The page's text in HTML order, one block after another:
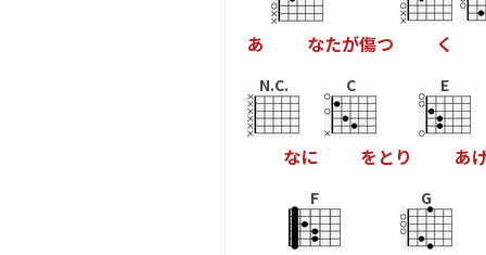
あ なたが傷つ く
N.C.
なに
C
をと り
E
あ
F G